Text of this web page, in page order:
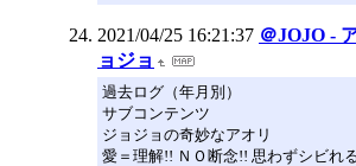
2021/04/25 16:21:37 ＠JOJO -
ョジョ
過去ログ（年月別）
サブコンテンツ
ジョジョの奇妙なアオリ
愛＝理解!! ＮＯ断念!! 思わずシビれ